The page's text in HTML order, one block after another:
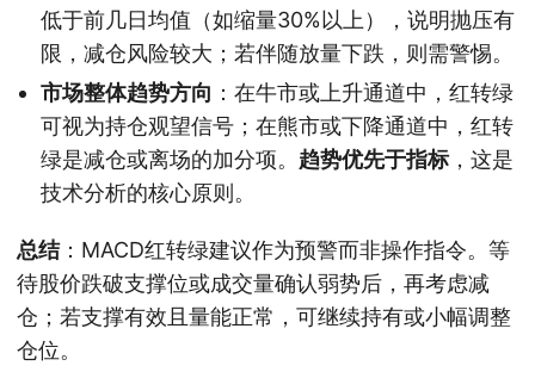
低于前几日均值（如缩量30%以上），说明抛压有
限，减仓风险较大；若伴随放量下跌，则需警惕。
市场整体趋势方向 ：在牛市或上升通道中，红转绿
可视为持仓观望信号；在熊市或下降通道中，红转
绿是减仓或离场的加分项。 趋势优先于指标，这是
技术分析的核心原则。
总结：MACD红转绿建议作为预警而非操作指令。等
待股价跌破支撑位或成交量确认弱势后，再考虑减
仓；若支撑有效且量能正常，可继续持有或小幅调整
仓位。